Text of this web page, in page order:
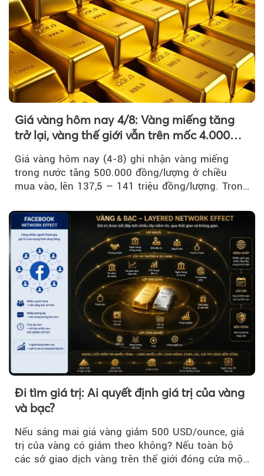
Giá vàng hôm nay 4/8: Vàng miếng tăng
trở lại, vàng thế giới vẫn trên mốc 4.000
Giá vàng hôm nay (4-8) ghi nhận vàng miếng
trong nước tăng 500.000 đồng/lượng ở chiều
mua vào, lên 137,5 – 141 triệu đồng/lượng. Trong
trì trên ngưỡng 4.000 USD/ounce.
Đi tìm giá trị: Ai quyết định giá trị của vàng
và bạc?
Nếu sáng mai giá vàng giảm 500 USD/ounce, giá
trị của vàng có giảm theo không? Nếu toàn bộ
các sở giao dịch vàng trên thế giới đóng cửa một